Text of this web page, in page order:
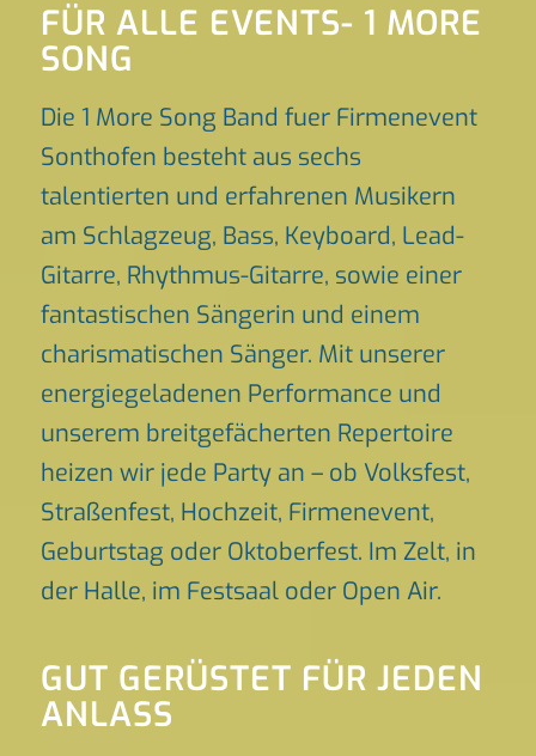
FÜR ALLE EVENTS- 1 MORE
SONG
Die 1 More Song Band fuer Firmenevent
Sonthofen besteht aus sechs
talentierten und erfahrenen Musikern
am Schlagzeug, Bass, Keyboard, Lead-
Gitarre, Rhythmus-Gitarre, sowie einer
fantastischen Sängerin und einem
charismatischen Sänger. Mit unserer
energiegeladenen Performance und
unserem breitgefächerten Repertoire
heizen wir jede Party an – ob Volksfest,
Straßenfest, Hochzeit, Firmenevent,
Geburtstag oder Oktoberfest. Im Zelt, in
der Halle, im Festsaal oder Open Air.
GUT GERÜSTET FÜR JEDEN
ANLASS